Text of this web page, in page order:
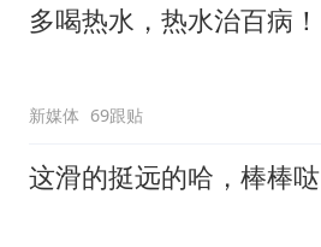
多喝热水，热水治百病！
新媒体 69跟贴
这滑的挺远的哈，棒棒哒